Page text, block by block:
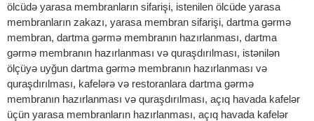
ölcüdə yarasa membranların sifarişi, istenilen ölcüde yarasa
membranların zakazı, yarasa membran sifarişi, dartma gərmə
membran, dartma gərmə membranın hazırlanması, dartma
gərmə membranın hazırlanması və quraşdırılması, istənilən
ölçüyə uyğun dartma gərmə membranın hazırlanması və
quraşdırılması, kafelərə və restoranlara dartma gərmə
membranın hazırlanması və quraşdırılması, açıq havada kafelər
üçün yarasa membranların hazırlanması, açıq havada kafelər